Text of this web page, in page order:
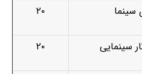
سینما ۲۰
سینمایی ۲۰